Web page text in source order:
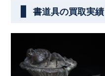
書道具の買取実績